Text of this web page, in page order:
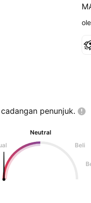
penunjuk.
Neutral
Beli